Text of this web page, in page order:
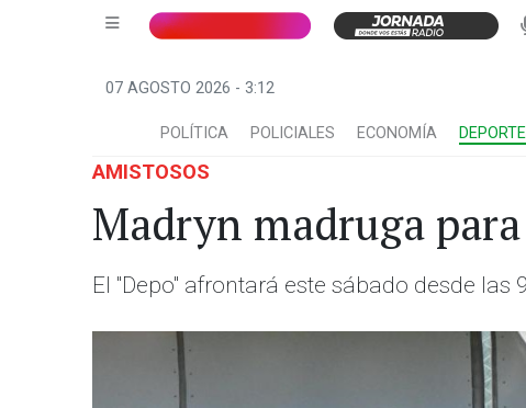
07 AGOSTO 2026 - 3:12
POLÍTICA POLICIALES ECONOMÍA
AMISTOSOS
Madryn madruga
El "Depo" afrontará este sábado desde